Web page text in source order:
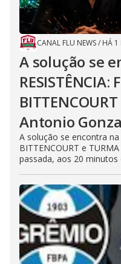
CANAL FLU NEWS/ HÁ 1
A solução se
RESISTÊNCIA:
Antonio
A solução se encontra na
BITTENCOURT e
passada, aos 20 minutos